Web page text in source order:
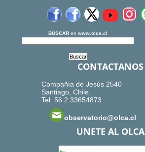
BUSCAR en www.olca.cl
CONTACTANOS
Compañía de Jesús 2540
Santiago, Chile.
Tel: 56.2.33654873
observatorio@olca.cl
UNETE AL OLCA